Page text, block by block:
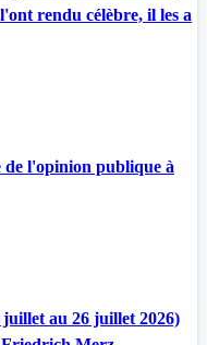
rendu célèbre, il les a
de l'opinion publique à
juillet au 26 juillet 2026)